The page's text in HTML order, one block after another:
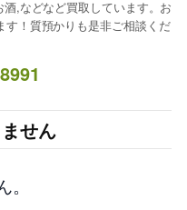
,などなど買取しています。お
す！質預かりも是非ご相談くだ
せん